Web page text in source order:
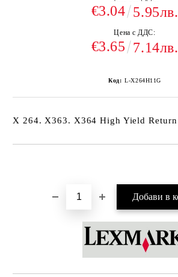
€3.04 5.95лв.
Цена с ДДС:
€3.65 7.14лв.
Код: L-X264H11G
X 264. X363. X364 High Yield Return